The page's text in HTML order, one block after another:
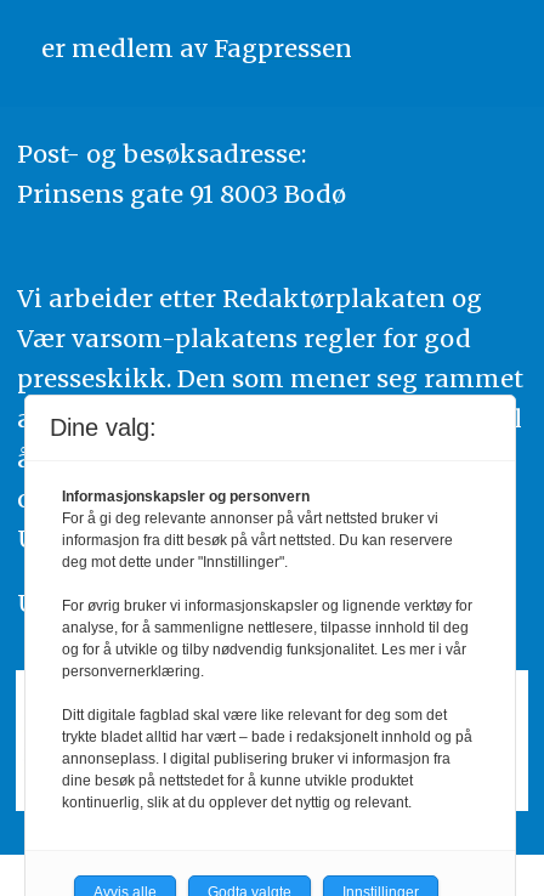
er medlem av Fagpressen
Post- og besøksadresse:
Prinsens gate 91 8003 Bodø
Vi arbeider etter Redaktørplakaten og
Vær varsom-plakatens regler for god
presseskikk. Den som mener seg rammet
av urettmessig publisering, oppfordres til
å ta kontakt med redaksjonen. Du kan
også klage inn saker til Pressens Faglige
Utvalg,www.pfu.no.
Utgiver: PBL
Dine valg:
Informasjonskapsler og personvern
For å gi deg relevante annonser på vårt nettsted bruker vi
informasjon fra ditt besøk på vårt nettsted. Du kan reservere
deg mot dette under "Innstillinger".
For øvrig bruker vi informasjonskapsler og lignende verktøy for
analyse, for å sammenligne nettlesere, tilpasse innhold til deg
og for å utvikle og tilby nødvendig funksjonalitet. Les mer i vår
personvernerklæring.
Ditt digitale fagblad skal være like relevant for deg som det
trykte bladet alltid har vært – bade i redaksjonelt innhold og på
annonseplass. I digital publisering bruker vi informasjon fra
dine besøk på nettstedet for å kunne utvikle produktet
kontinuerlig, slik at du opplever det nyttig og relevant.
Avvis alle Godta valgte Innstillinger